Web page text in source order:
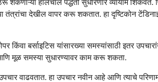
हालचाल पद्धती सुधारणारे व्यायाम
तंत्रांचा देखील वापर करू शकतात. हा दृष्टिकोन
बर्साइटिस यांसारख्या समस्यांसाठी इतर
मूळ समस्या सुधारण्यावर काम करू शकता.
वाढवतात. हा उपचार नवीन आहे आणि त्याचे